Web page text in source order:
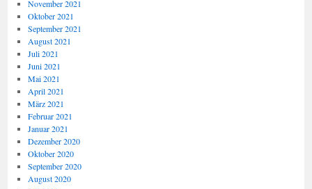
November 2021
Oktober 2021
September 2021
August 2021
Juli 2021
Juni 2021
Mai 2021
April 2021
März 2021
Februar 2021
Januar 2021
Dezember 2020
Oktober 2020
September 2020
August 2020